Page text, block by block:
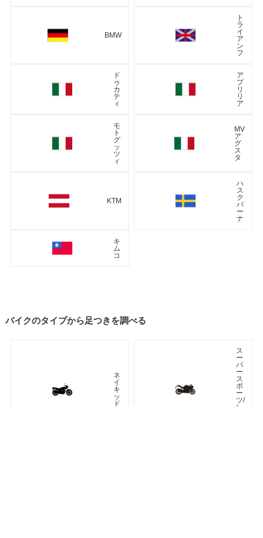
BMW
ト
ラ
イ
ア
ン
フ
ド
ゥ
カ
テ
ィ
ア
プ
リ
リ
ア
モ
ト
グ
ッ
ツ
ィ
MV
ア
グ
ス
タ
KTM
ハ
ス
ク
バ
ー
ナ
キ
ム
コ
バイクのタイプから足つきを調べる
ネ
イ
キ
ッ
ド
ス
ー
パ
ー
ス
ポ
ー
ツ/
レ